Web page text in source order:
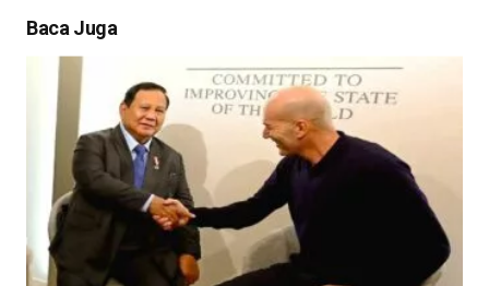
Baca Juga